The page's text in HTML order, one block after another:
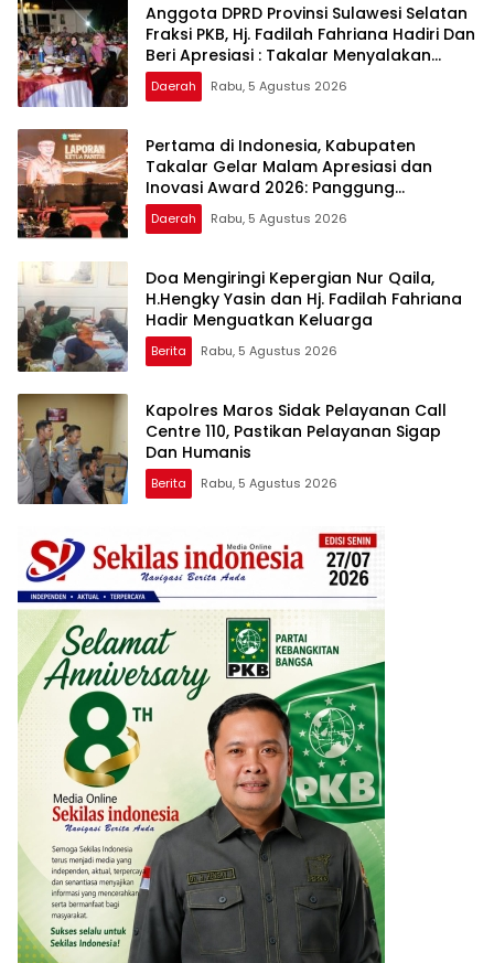
Anggota DPRD Provinsi Sulawesi Selatan
Fraksi PKB, Hj. Fadilah Fahriana Hadiri Dan
Beri Apresiasi : Takalar Menyalakan
Lentera Pengabdian Melalui Malam
Apresiasi dan Inovasi Award 2026
Daerah Rabu, 5 Agustus 2026
Pertama di Indonesia, Kabupaten
Takalar Gelar Malam Apresiasi dan
Inovasi Award 2026: Panggung
Penghargaan bagi Pelayan Publik
Berprestasi
Daerah Rabu, 5 Agustus 2026
Doa Mengiringi Kepergian Nur Qaila,
H.Hengky Yasin dan Hj. Fadilah Fahriana
Hadir Menguatkan Keluarga
Berita Rabu, 5 Agustus 2026
Kapolres Maros Sidak Pelayanan Call
Centre 110, Pastikan Pelayanan Sigap
Dan Humanis
Berita Rabu, 5 Agustus 2026